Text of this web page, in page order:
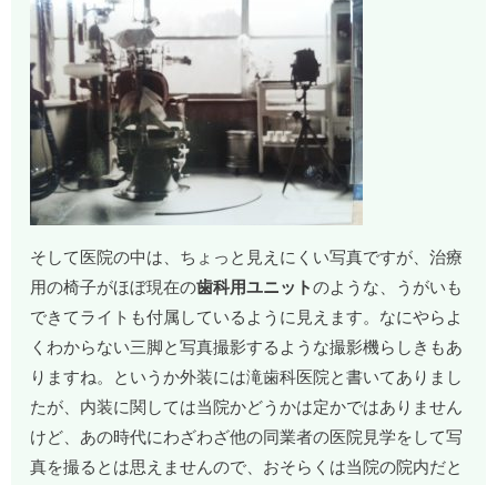
そして医院の中は、ちょっと見えにくい写真ですが、治療
用の椅子がほぼ現在の歯科用ユニットのような、うがいも
できてライトも付属しているように見えます。なにやらよ
くわからない三脚と写真撮影するような撮影機らしきもあ
りますね。というか外装には滝歯科医院と書いてありまし
たが、内装に関しては当院かどうかは定かではありません
けど、あの時代にわざわざ他の同業者の医院見学をして写
真を撮るとは思えませんので、おそらくは当院の院内だと